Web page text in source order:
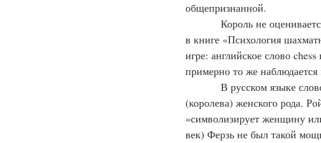
общепризнанной.
в книге «Психология
игре: английское слово
примерно то же наблюдается
(королева) женского рода.
«символизирует женщину
век) Ферзь не был такой